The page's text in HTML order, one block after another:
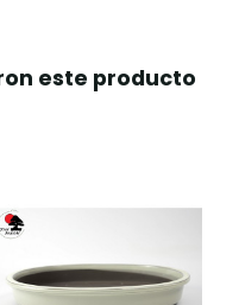
este producto